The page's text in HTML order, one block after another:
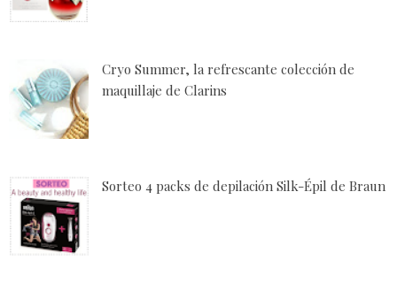
Cryo Summer, la refrescante colección de
maquillaje de Clarins
Sorteo 4 packs de depilación Silk-Épil de Braun